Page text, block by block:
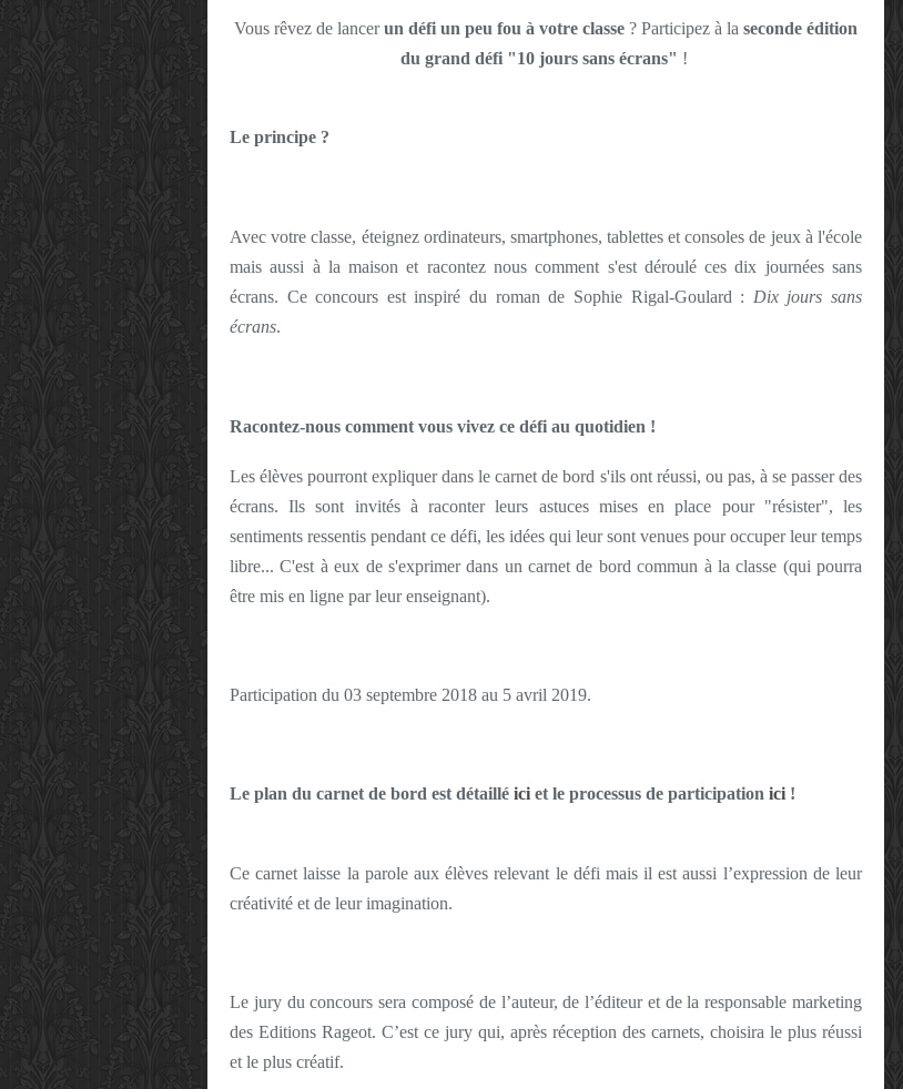
Vous rêvez de lancerun défi un peu fou à votre classe ? Participez à la seconde édition
du grand défi "10 jours sans écrans" !
Le principe ?
Avec votre classe, éteignez ordinateurs, smartphones, tablettes et consoles de jeux à l'école
mais aussi à la maison et racontez nous comment s'est déroulé ces dix journées sans
écrans. Ce concours est inspiré du roman de Sophie Rigal-Goulard : Dix jours sans
écrans.
Racontez-nous comment vous vivez ce défi au quotidien !
Les élèves pourront expliquer dans le carnet de bord s'ils ont réussi, ou pas, à se passer des
écrans. Ils sont invités à raconter leurs astuces mises en place pour "résister", les
sentiments ressentis pendant ce défi, les idées qui leur sont venues pour occuper leur temps
libre... C'est à eux de s'exprimer dans un carnet de bord commun à la classe (qui pourra
être mis en ligne par leur enseignant).
Participation du 03 septembre 2018 au 5 avril 2019.
Le plan du carnet de bord est détaillé ici et le processus de participation ici !
Ce carnet laisse la parole aux élèves relevant le défi mais il est aussi l’expression de leur
créativité et de leur imagination.
Le jury du concours sera composé de l’auteur, de l’éditeur et de la responsable marketing
des Editions Rageot. C’est ce jury qui, après réception des carnets, choisira le plus réussi
et le plus créatif.